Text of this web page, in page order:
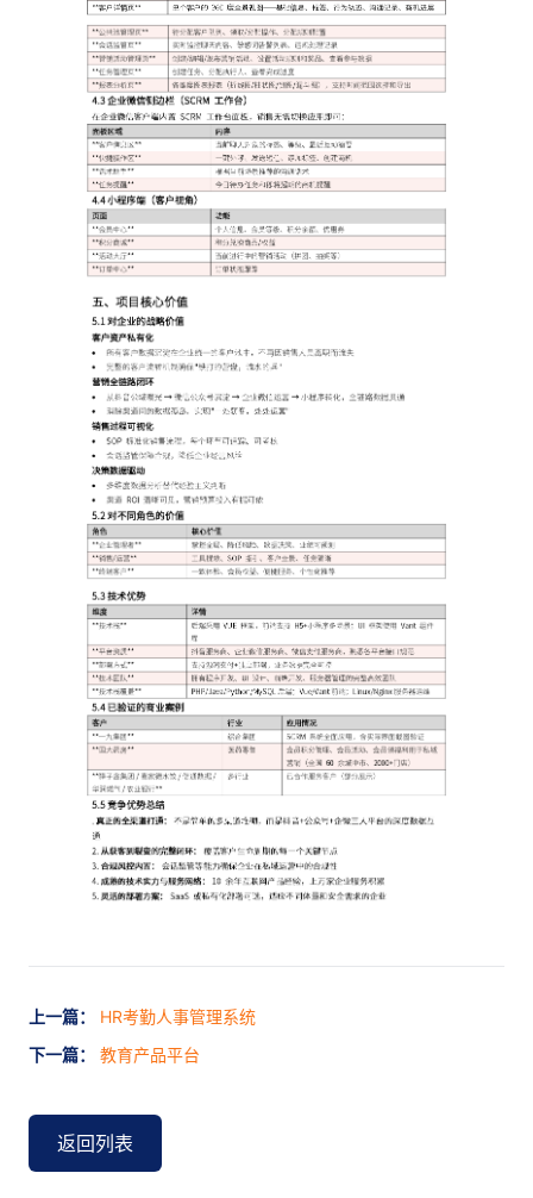
上一篇：
HR考勤人事管理系统
下一篇：
教育产品平台
返回列表